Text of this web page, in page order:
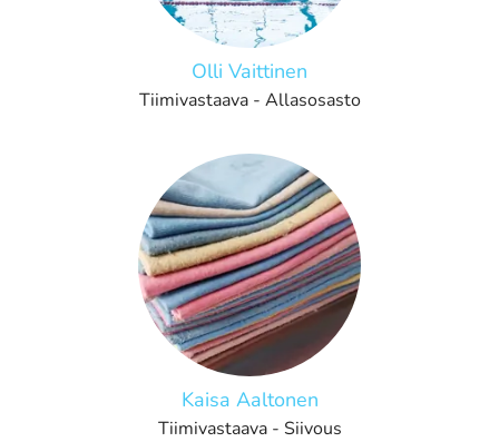
Olli Vaittinen
Tiimivastaava - Allasosasto
Kaisa Aaltonen
Tiimivastaava - Siivous